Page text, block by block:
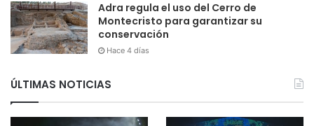
Adra regula el uso del Cerro de
Montecristo para garantizar su
conservación
Hace 4 días
ÚLTIMAS NOTICIAS